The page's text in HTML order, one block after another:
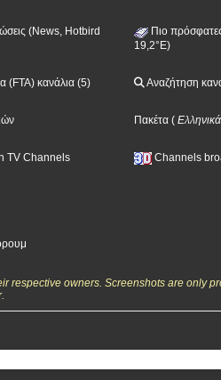
(News, Hotbird
Πιο
19,2°E)
(FTA) κανάλια (5) Αναζήτηση
Πακέτα ( Ελληνικά
TV Channels Channels
respective owners. Screenshots are only